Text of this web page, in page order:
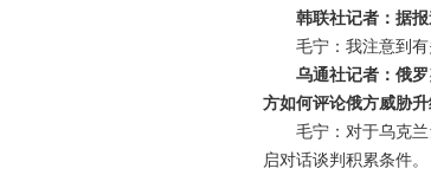
韩联社记者：据
毛宁：我注意到
乌通社记者：俄
方如何评论俄方威胁
毛宁：对于乌克
启对话谈判积累条件。